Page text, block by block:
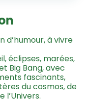
à vivre
éclipses, marées,
Big Bang, avec
fascinants,
du cosmos, de
l’Univers.